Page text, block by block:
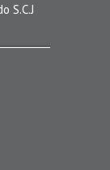
S.C.J